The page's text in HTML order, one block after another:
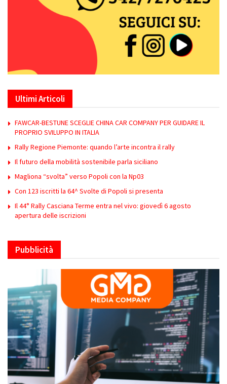
Ultimi Articoli
FAWCAR-BESTUNE SCEGLIE CHINA CAR COMPANY PER GUIDARE IL
PROPRIO SVILUPPO IN ITALIA
Rally Regione Piemonte: quando l’arte incontra il rally
Il futuro della mobilità sostenibile parla siciliano
Magliona “svolta” verso Popoli con la Np03
Con 123 iscritti la 64^ Svolte di Popoli si presenta
Il 44° Rally Casciana Terme entra nel vivo: giovedì 6 agosto
apertura delle iscrizioni
Pubblicità